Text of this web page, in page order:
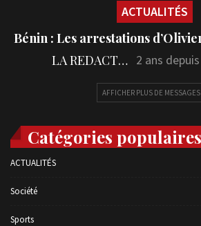
ACTUALITÉS
Bénin : Les arrestations
LA REDACTION 2 ans depuis
AFFICHER PLUS DE MESSAGES
Catégories populaires
ACTUALITÉS
Société
Sports